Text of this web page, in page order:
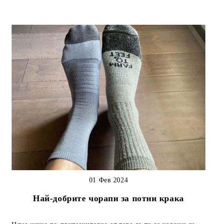
Най-добрите чорапи за потни крака
01 Фев 2024